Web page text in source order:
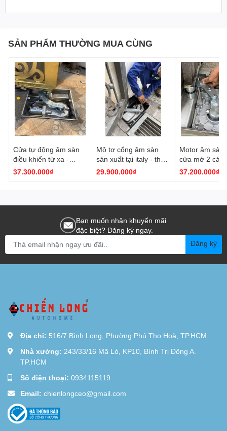
SẢN PHẨM THƯỜNG MUA CÙNG
Cửa tự động âm sàn
điều khiển từ xa -
Motor âm sàn nhập
37.300.000₫
Mô tơ cổng âm sàn
sản xuất tại italy - theo
tiêu chuẩn Châu Âu
29.900.000₫
Motor âm sàn
cửa mở 2
cánh xếp
37.200.000₫
Bạn muốn nhận khuyến mãi
đặc biệt? Đăng ký ngay.
Đăng ký
Địa chỉ: 516/7 Bình Long, Phường Phú Thọ Hoà, TP.HCM
Nhà xưởng: 243/33/16 Mã Lò, KP10, Bình Trị Đông A.
TP.HCM
Số điện thoại: 0934115119
Email: chienlongceo@gmail.com